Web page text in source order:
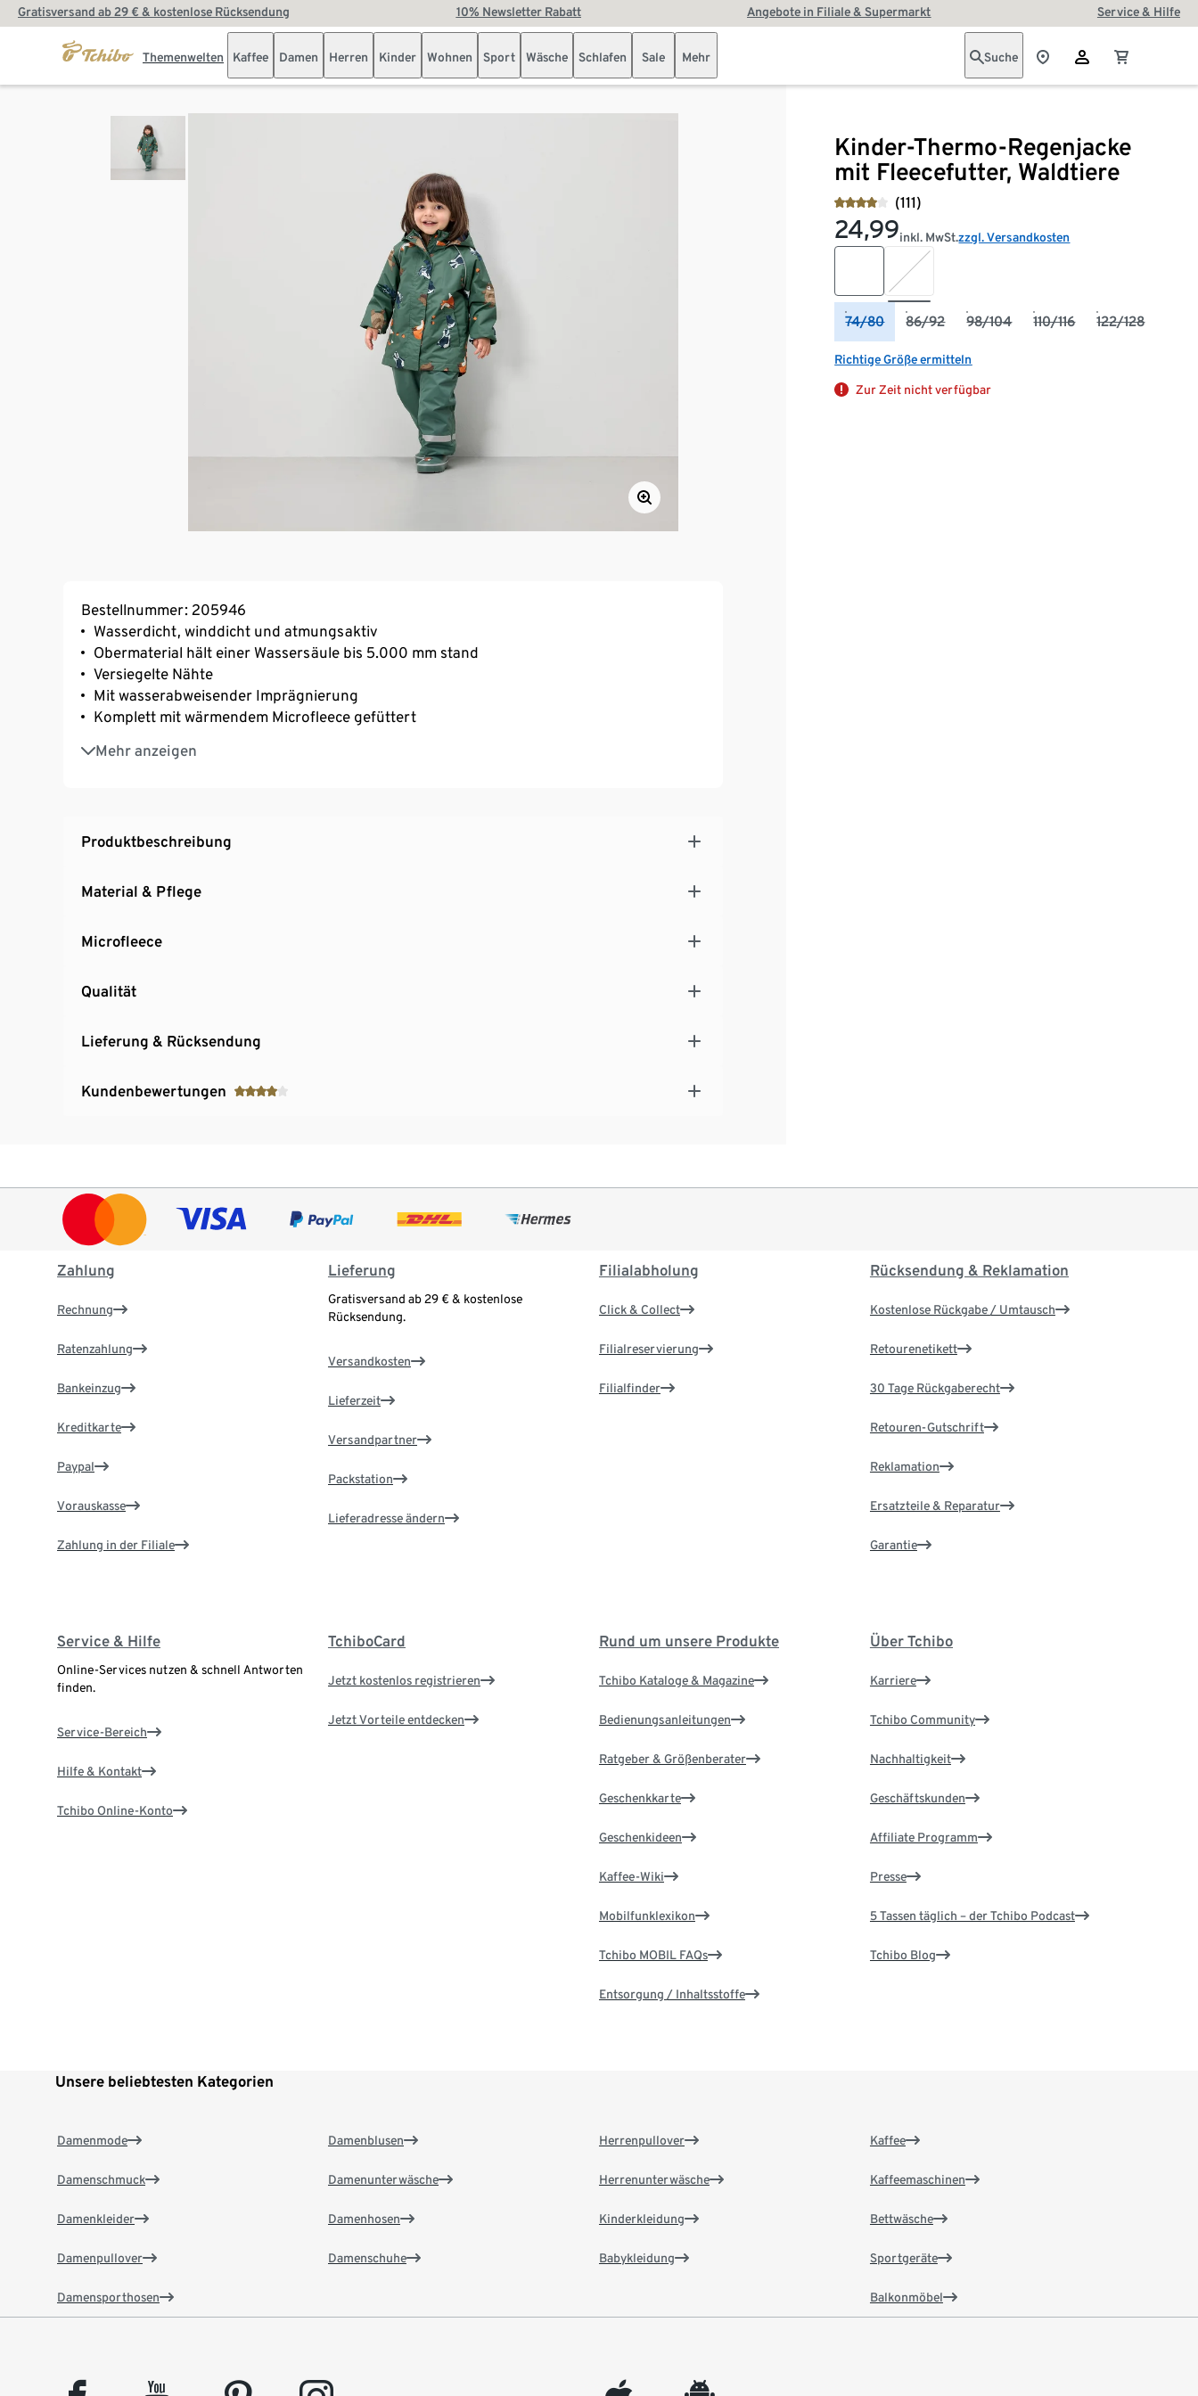
Gratisversand ab 29 € & kostenlose Rücksendung 10% Newsletter Rabatt Angebote in Filiale & Supermarkt Service & Hilfe
Themenwelten Kaffee Damen Herren Kinder Wohnen Sport Wäsche Schlafen Sale Mehr Suche
Kinder-Thermo-Regenjacke
mit Fleecefutter, Waldtiere
(111)
24,99inkl. MwSt.zzgl. Versandkosten
74/80 86/92 98/104 110/116 122/128
Richtige Größe ermitteln
Zur Zeit nicht verfügbar
Bestellnummer: 205946
Wasserdicht, winddicht und atmungsaktiv
Obermaterial hält einer Wassersäule bis 5.000 mm stand
Versiegelte Nähte
Mit wasserabweisender Imprägnierung
Komplett mit wärmendem Microfleece gefüttert
Mehr anzeigen
Dekorative Reflektor-Elemente
Abknöpfbare Kapuze
2 seitliche Eingrifftaschen
Produktbeschreibung
Material & Pflege
Microfleece
Qualität
Lieferung & Rücksendung
Kundenbewertungen
Zahlung
Rechnung
Ratenzahlung
Bankeinzug
Kreditkarte
Paypal
Vorauskasse
Zahlung in der Filiale
Lieferung
Gratisversand ab 29 € & kostenlose
Rücksendung.
Versandkosten
Lieferzeit
Versandpartner
Packstation
Lieferadresse ändern
Filialabholung
Click & Collect
Filialreservierung
Filialfinder
Rücksendung & Reklamation
Kostenlose Rückgabe / Umtausch
Retourenetikett
30 Tage Rückgaberecht
Retouren-Gutschrift
Reklamation
Ersatzteile & Reparatur
Garantie
Service & Hilfe
Online-Services nutzen & schnell Antworten
finden.
Service-Bereich
Hilfe & Kontakt
Tchibo Online-Konto
TchiboCard
Jetzt kostenlos registrieren
Jetzt Vorteile entdecken
Rund um unsere Produkte
Tchibo Kataloge & Magazine
Bedienungsanleitungen
Ratgeber & Größenberater
Geschenkkarte
Geschenkideen
Kaffee-Wiki
Mobilfunklexikon
Tchibo MOBIL FAQs
Entsorgung / Inhaltsstoffe
Über Tchibo
Karriere
Tchibo Community
Nachhaltigkeit
Geschäftskunden
Affiliate Programm
Presse
5 Tassen täglich – der Tchibo Podcast
Tchibo Blog
Unsere beliebtesten Kategorien
Damenmode
Damenschmuck
Damenkleider
Damenpullover
Damensporthosen
Damenblusen
Damenunterwäsche
Damenhosen
Damenschuhe
Herrenpullover
Herrenunterwäsche
Kinderkleidung
Babykleidung
Kaffee
Kaffeemaschinen
Bettwäsche
Sportgeräte
Balkonmöbel